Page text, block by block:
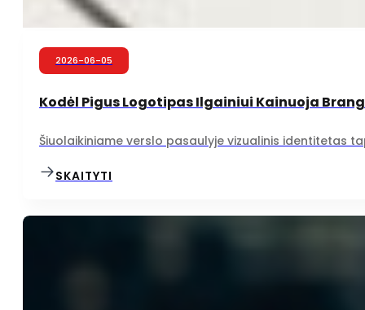
2026-06-05
Kodėl Pigus Logotipas Ilgainiui Kainuoja
Šiuolaikiniame verslo pasaulyje vizualinis identitetas
SKAITYTI